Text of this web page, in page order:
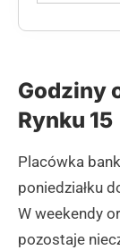
Godziny
Rynku 15
Placówka
poniedziałku
W weekendy
pozostaje